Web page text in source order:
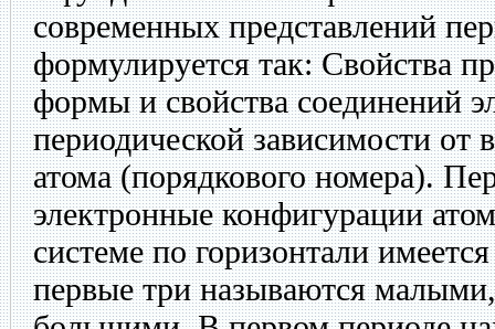
современных представлений
формулируется так: Свойства
формы и свойства соединений
периодической зависимости от
атома (порядкового номера).
электронные конфигурации
системе по горизонтали
первые три называются